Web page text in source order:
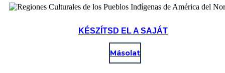
KÉSZÍTSD EL A SAJÁT
Másolat